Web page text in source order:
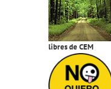
libres de CEM